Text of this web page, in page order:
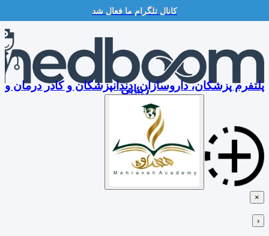
کانال تلگرام ما فعال شد
Skip
content
پلتفرم پزشکان، داروسازان، دندانپزشکان و کادر درمان و
زیبایی
×
‹